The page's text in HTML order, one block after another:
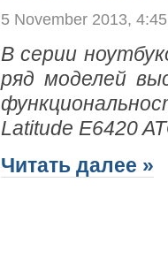
5 November 2013,
В серии
ряд моделей
Latitude E6420
Читать далее »